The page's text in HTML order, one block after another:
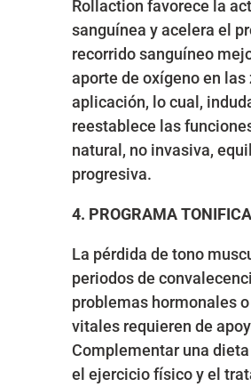
Rollaction favorece la
sanguínea y acelera el
recorrido sanguíneo
aporte de oxígeno en las
aplicación, lo cual,
reestablece las
natural, no invasiva,
progresiva.
4. PROGRAMA
La pérdida de tono
periodos de
problemas hormonales
vitales requieren de
Complementar una dieta
el ejercicio físico y el